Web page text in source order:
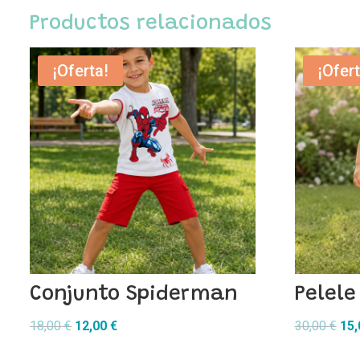
Productos relacionados
¡Oferta!
Conjunto Spiderman
18,00€ El
12,00 €El
30,00€ El